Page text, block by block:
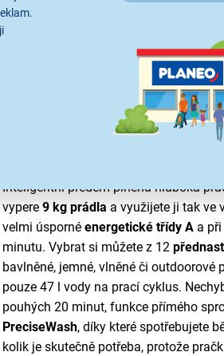
Úsporný a efektivní
Inteligentní předem plněná hluboká
vypere 9 kg prádla a využijete ji tak ve
velmi úsporné energetické třídy Aa při
minutu. Vybrat si můžete z 12
bavlněné, jemné, vlněné či outdoorové
pouze 47 l vody na prací cyklus.
pouhých 20 minut, funkce přímého
PreciseWash, díky které spotřebujete
kolik je skutečně potřeba, protože